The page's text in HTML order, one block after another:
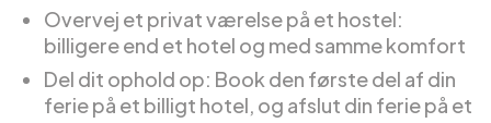
Overvej et privat værelse på et hostel:
billigere end et hotel og med samme komfort
Del dit ophold op: Book den første del af din
ferie på et billigt hotel, og afslut din ferie på et